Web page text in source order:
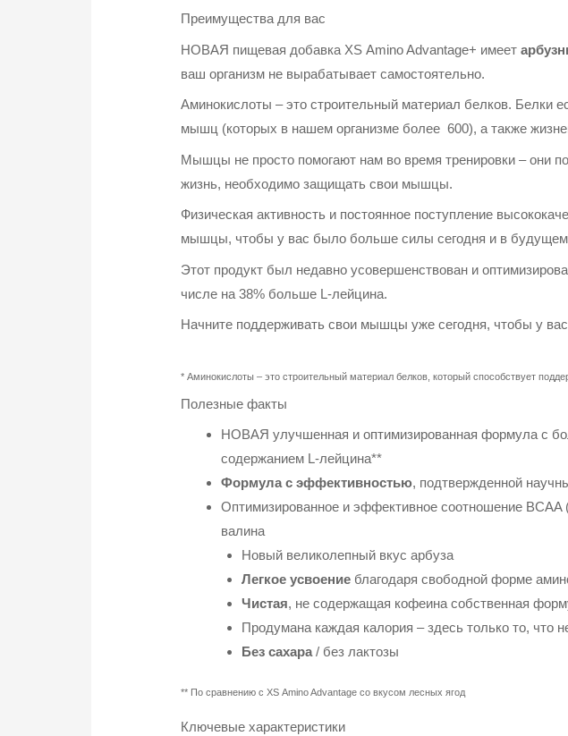
Преимущества для вас
НОВАЯ пищевая добавка XS Amino Advantage+ имеет
ваш организм не вырабатывает самостоятельно.
Аминокислоты – это строительный материал белков. Белки
мышц (которых в нашем организме более 600), а также
Мышцы не просто помогают нам во время тренировки – они
жизнь, необходимо защищать свои мышцы.
Физическая активность и постоянное поступление
мышцы, чтобы у вас было больше силы сегодня и в
Этот продукт был недавно усовершенствован и
числе на 38% больше L-лейцина.
Начните поддерживать свои мышцы уже сегодня, чтобы у
* Аминокислоты – это строительный материал белков, который способствует
Полезные факты
НОВАЯ улучшенная и оптимизированная формула с
содержанием L-лейцина**
Формула с эффективностью, подтвержденной
Оптимизированное и эффективное соотношение BCAA
валина
Новый великолепный вкус арбуза
Легкое усвоениеблагодаря свободной форме
Чистая, не содержащая кофеина собственная
Продумана каждая калория – здесь только то, что
Без сахара/ без лактозы
** По сравнению сXS AminoAdvantage со вкусом лесных ягод
Ключевые характеристики